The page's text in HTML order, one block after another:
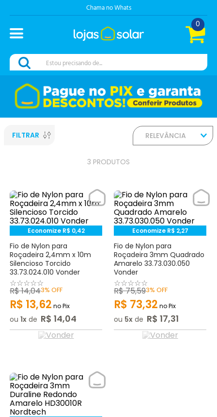
Chama no Whats
0
Estou precisando de...
FILTRAR RELEVÂNCIA
3 PRODUTOS
Economize R$ 0,42
Fio de Nylon para
Roçadeira 2,4mm x 10m
Silencioso Torcido
33.73.024.010 Vonder
☆☆☆☆☆
R$14,043% OFF
R$ 13,62 no Pix
ou 1 de R$ 14,04
Economize R$ 2,27
Fio de Nylon para
Roçadeira 3mm Quadrado
Amarelo 33.73.030.050
Vonder
☆☆☆☆☆
R$75,593% OFF
R$ 73,32 no Pix
ou 5 de R$ 17,31